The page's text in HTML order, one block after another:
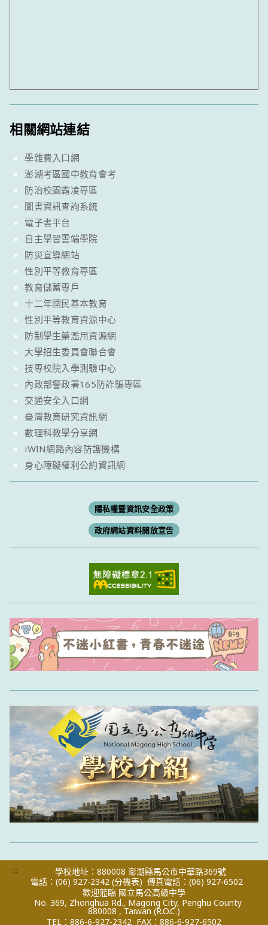
相關網站連結
學雜費入口網
澎湖考區國中教育會考
防治校園霸凌專區
圖書資訊查詢系統
電子書平台
自主學習雲端學院
防災宣導網站
性別平等教育專區
教育儲蓄專戶
十二年國民基本教育
性別平等教育資源中心
防制學生藥濫用資源網
大學招生委員會聯合會
技專校院入學測驗中心
內政部警政署165防詐騙專區
交通安全入口網
臺灣教育研究資訊網
數理科教學分享網
iWIN網路內容防護機構
身心障礙權利公約資訊網
隱私權暨資訊安全政策
政府網站資料開放宣告
:::
學校地址：880008 澎湖縣馬公市中華路369號
電話：(06) 927-2342 (分機表) 傳真電話：(06) 927-6502
歡迎蒞臨 國立馬公高級中學
No. 369, Zhonghua Rd., Magong City, Penghu County
880008 , Taiwan (R.O.C.)
TEL：886-6-927-2342 FAX：886-6-927-6502